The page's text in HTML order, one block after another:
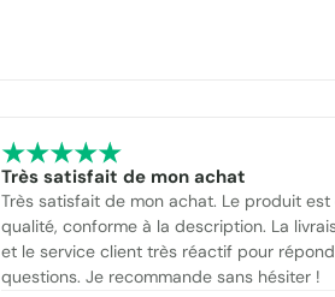
Très satisfait de mon achat
Très satisfait de mon achat. Le produit est
qualité, conforme à la description. La
et le service client très réactif pour
questions. Je recommande sans hésiter !